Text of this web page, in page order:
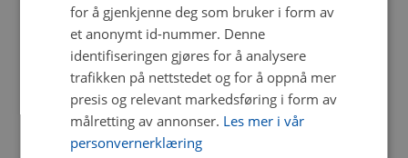
for å gjenkjenne deg som bruker i form av
et anonymt id-nummer. Denne
identifiseringen gjøres for å analysere
trafikken på nettstedet og for å oppnå mer
presis og relevant markedsføring i form av
målretting av annonser. Les mer i vår
personvernerklæring